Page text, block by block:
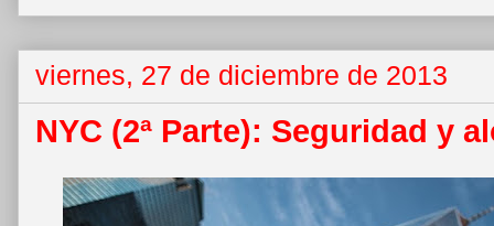
viernes, 27 de diciembre de 2013
NYC (2ª Parte): Seguridad y